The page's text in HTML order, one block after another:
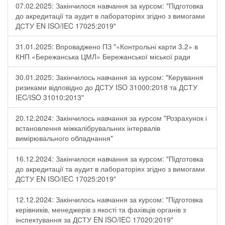
07.02.2025: Закінчилося навчання за курсом: "Підготовка
до акредитації та аудит в лабораторіях згідно з вимогами
ДСТУ EN ISO/IEC 17025:2019"
31.01.2025: Впроваджено ПЗ "«Контрольні карти 3.2» в
КНП «Бережанська ЦМЛ» Бережанської міської ради
30.01.2025: Закінчилось навчання за курсом: "Керування
ризиками відповідно до ДСТУ ISO 31000:2018 та ДСТУ
IEC/ISO 31010:2013"
20.12.2024: Закінчилось навчання за курсом "Розрахунок і
встановлення міжкалібрувальних інтервалів
вимірювального обладнання"
16.12.2024: Закінчилося навчання за курсом: "Підготовка
до акредитації та аудит в лабораторіях згідно з вимогами
ДСТУ EN ISO/IEC 17025:2019"
12.12.2024: Закінчилось навчання за курсом: "Підготовка
керівників, менеджерів з якості та фахівців органів з
інспектування за ДСТУ EN ISO/IEC 17020:2019"